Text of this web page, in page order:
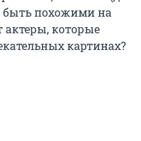
быть похожими на
которые
картинах?